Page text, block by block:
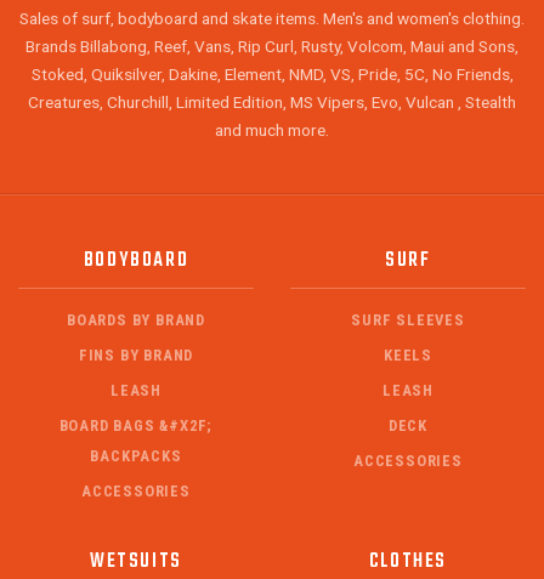
Sales of surf, bodyboard and skate items. Men's and women's clothing.
Brands Billabong, Reef, Vans, Rip Curl, Rusty, Volcom, Maui and Sons,
Stoked, Quiksilver, Dakine, Element, NMD, VS, Pride, 5C, No Friends,
Creatures, Churchill, Limited Edition, MS Vipers, Evo, Vulcan , Stealth
and much more.
BODYBOARD
BOARDS BY BRAND
FINS BY BRAND
LEASH
BOARD BAGS &#X2F;
BACKPACKS
ACCESSORIES
SURF
SURF SLEEVES
KEELS
LEASH
DECK
ACCESSORIES
WETSUITS CLOTHES